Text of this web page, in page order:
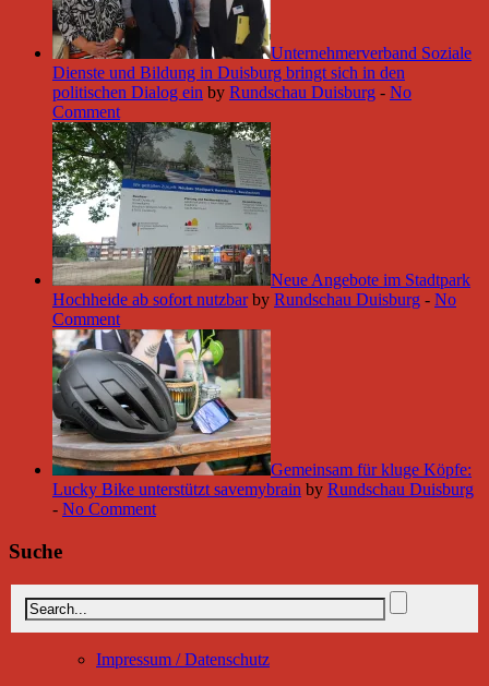
Unternehmerverband Soziale
Dienste und Bildung in Duisburg bringt sich in den
politischen Dialog ein by Rundschau Duisburg - No
Comment
Neue Angebote im Stadtpark
Hochheide ab sofort nutzbar by Rundschau Duisburg - No
Comment
Gemeinsam für kluge Köpfe:
Lucky Bike unterstützt savemybrain by Rundschau Duisburg
- No Comment
Suche
Impressum / Datenschutz